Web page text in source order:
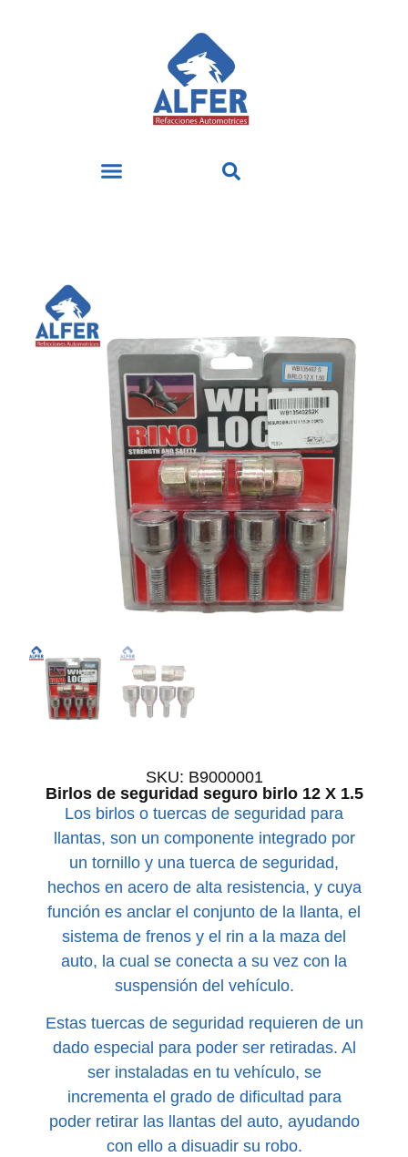
SKU: B9000001
Birlos de seguridad seguro birlo 12 X 1.5
Los birlos o tuercas de seguridad para
llantas, son un componente integrado por
un tornillo y una tuerca de seguridad,
hechos en acero de alta resistencia, y cuya
función es anclar el conjunto de la llanta, el
sistema de frenos y el rin a la maza del
auto, la cual se conecta a su vez con la
suspensión del vehículo.
Estas tuercas de seguridad requieren de un
dado especial para poder ser retiradas. Al
ser instaladas en tu vehículo, se
incrementa el grado de dificultad para
poder retirar las llantas del auto, ayudando
con ello a disuadir su robo.